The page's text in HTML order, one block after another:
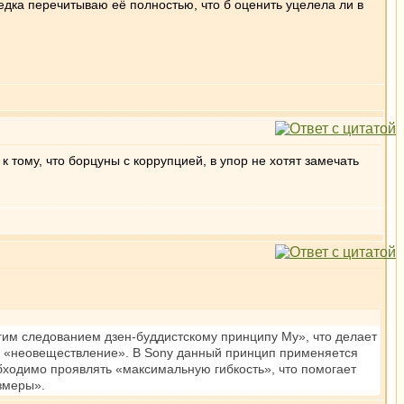
перечитываю её полностью, что б оценить уцелела ли в
что борцуны с коррупцией, в упор не хотят замечать
следованием дзен-буддистскому принципу My», что делает
В Sony данный принцип применяется
проявлять «максимальную гибкость», что помогает